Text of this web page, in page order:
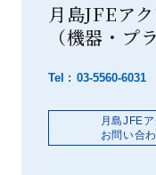
月島JFEア
（機器・プ
03-5560-6031
月島JFE
お問い合